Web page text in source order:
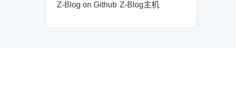
Z-Blog on Github Z-Blog主机